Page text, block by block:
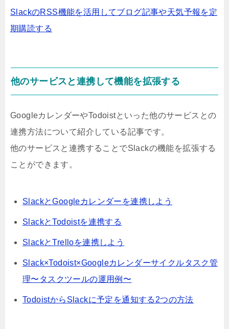
SlackのRSS機能を活用してブログ記事や天気予報を定
期購読する
他のサービスと連携して機能を拡張する
GoogleカレンダーやTodoistといった他のサービスとの
連携方法について紹介している記事です。
他のサービスと連携することでSlackの機能を拡張する
ことができます。
SlackとGoogleカレンダーを連携しよう
SlackとTodoistを連携する
SlackとTrelloを連携しよう
Slack×Todoist×Googleカレンダーサイクルタスク管
理〜タスクツールの運用例〜
TodoistからSlackに予定を通知する2つの方法